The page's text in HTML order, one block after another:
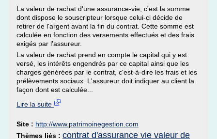
La valeur de rachat d'une assurance-vie, c'est la somme
dont dispose le souscripteur lorsque celui-ci décide de
retirer de l'argent avant la fin du contrat. Cette somme est
calculée en fonction des versements effectués et des frais
exigés par l'assureur.
La valeur de rachat prend en compte le capital qui y est
versé, les intérêts engendrés par ce capital ainsi que les
charges générées par le contrat, c'est-à-dire les frais et les
prélèvements sociaux. L'assureur doit indiquer au client la
façon dont est calculée...
Lire la suite
Site : http://www.patrimoinegestion.com
Thèmes liés : contrat d'assurance vie valeur de